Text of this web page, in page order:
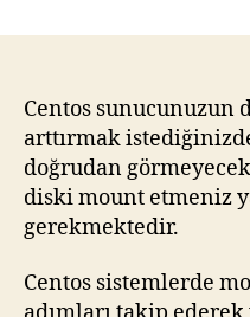
Centos sunucunuzun
arttırmak
doğrudan
diski mount etmeniz
gerekmektedir.
Centos sistemlerde